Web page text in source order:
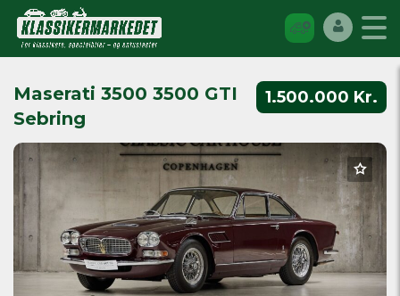
1.500.000 Kr.
Maserati 3500 3500 GTI
Sebring